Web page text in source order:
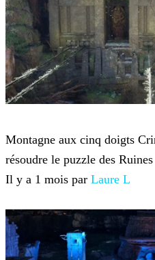
Montagne aux cinq doigts
résoudre le puzzle des Ruines
Il y a 1 mois par Laure L